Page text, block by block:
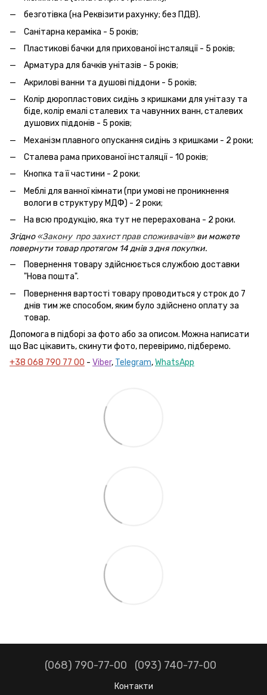
безготівка (на Реквізити рахунку; без ПДВ).
Санітарна кераміка - 5 років;
Пластикові бачки для прихованої інсталяції - 5 років;
Арматура для бачків унітазів - 5 років;
Акрилові ванни та душові піддони - 5 років;
Колір дюропластових сидінь з кришками для унітазу та
біде, колір емалі сталевих та чавунних ванн, сталевих
душових піддонів - 5 років;
Механізм плавного опускання сидінь з кришками - 2 роки;
Сталева рама прихованої інсталяції - 10 років;
Кнопка та її частини - 2 роки;
Меблі для ванної кімнати (при умові не проникнення
вологи в структуру МДФ) - 2 роки;
На всю продукцію, яка тут не перерахована - 2 роки.
Згідно«Закону про захист прав споживачів» ви можете
повернути товар протягом 14 днів з дня покупки.
Повернення товару здійснюється службою доставки
"Нова пошта".
Повернення вартості товару проводиться у строк до 7
днів тим же способом, яким було здійснено оплату за
товар.
Допомога в підборі за фото або за описом. Можна написати
що Вас цікавить, скинути фото, перевіримо, підберемо.
+38 068 790 77 00 - Viber, Telegram,WhatsApp
(068) 790-77-00 (093) 740-77-00
Контакти